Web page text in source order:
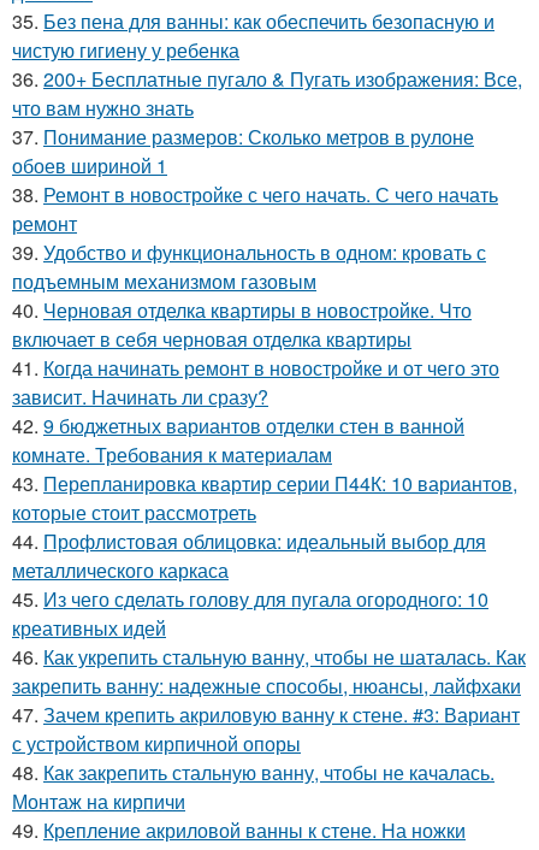
35. Без пена для ванны: как обеспечить безопасную и
чистую гигиену у ребенка
36. 200+ Бесплатные пугало & Пугать изображения: Все,
что вам нужно знать
37. Понимание размеров: Сколько метров в рулоне
обоев шириной 1
38. Ремонт в новостройке с чего начать. С чего начать
ремонт
39. Удобство и функциональность в одном: кровать с
подъемным механизмом газовым
40. Черновая отделка квартиры в новостройке. Что
включает в себя черновая отделка квартиры
41. Когда начинать ремонт в новостройке и от чего это
зависит. Начинать ли сразу?
42. 9 бюджетных вариантов отделки стен в ванной
комнате. Требования к материалам
43. Перепланировка квартир серии П44К: 10 вариантов,
которые стоит рассмотреть
44. Профлистовая облицовка: идеальный выбор для
металлического каркаса
45. Из чего сделать голову для пугала огородного: 10
креативных идей
46. Как укрепить стальную ванну, чтобы не шаталась. Как
закрепить ванну: надежные способы, нюансы, лайфхаки
47. Зачем крепить акриловую ванну к стене. #3: Вариант
с устройством кирпичной опоры
48. Как закрепить стальную ванну, чтобы не качалась.
Монтаж на кирпичи
49. Крепление акриловой ванны к стене. На ножки